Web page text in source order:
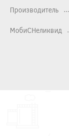
Производитель
МобиСНеликвид